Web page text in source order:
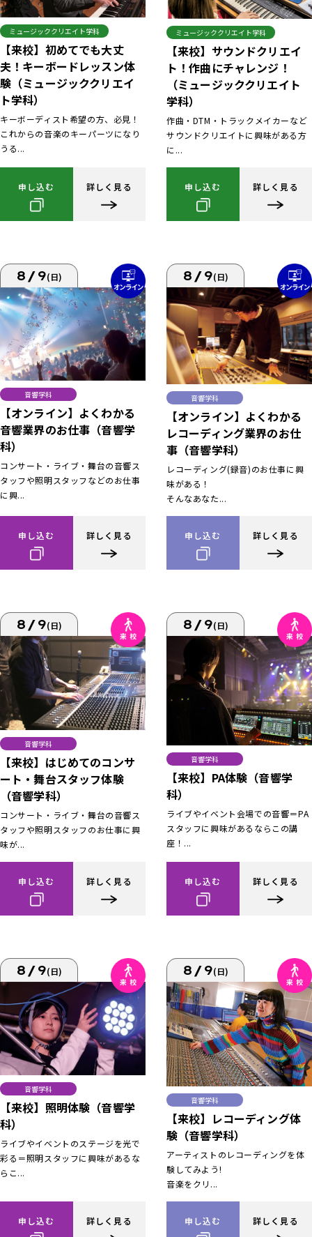
ミュージッククリエイト学科
【来校】初めてでも大丈
夫！キーボードレッスン体
験（ミュージッククリエイ
ト学科）
キーボーディスト希望の方、必見！
これからの音楽のキーパーツになり
うる...
申し込む 詳しく見る
ミュージッククリエイト学科
【来校】サウンドクリエイ
ト！作曲にチャレンジ！
（ミュージッククリエイト
学科）
作曲・DTM・トラックメイカーなど
サウンドクリエイトに興味がある方
に...
申し込む 詳しく見る
8/9(日)
音響学科
【オンライン】よくわかる
音響業界のお仕事（音響学
科）
コンサート・ライブ・舞台の音響ス
タッフや照明スタッフなどのお仕事
に興...
申し込む 詳しく見る
8/9(日)
音響学科
【オンライン】よくわかる
レコーディング業界のお仕
事（音響学科）
レコーディング(録音)のお仕事に興
味がある！
そんなあなた...
申し込む 詳しく見る
8/9(日)
音響学科
【来校】はじめてのコンサ
ート・舞台スタッフ体験
（音響学科）
コンサート・ライブ・舞台の音響ス
タッフや照明スタッフのお仕事に興
味が...
申し込む 詳しく見る
8/9(日)
音響学科
【来校】PA体験（音響学
科）
ライブやイベント会場での音響＝PA
スタッフに興味があるならこの講
座！...
申し込む 詳しく見る
8/9(日)
音響学科
【来校】照明体験（音響学
科）
ライブやイベントのステージを光で
彩る＝照明スタッフに興味があるな
らこ...
申し込む 詳しく見る
8/9(日)
音響学科
【来校】レコーディング体
験（音響学科）
アーティストのレコーディングを体
験してみよう!
音楽をクリ...
申し込む 詳しく見る